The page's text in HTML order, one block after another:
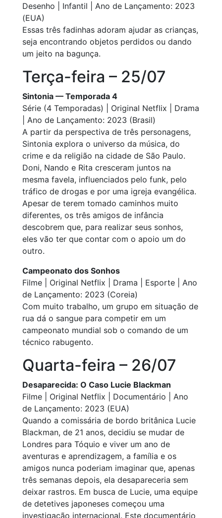
Desenho | Infantil | Ano de Lançamento: 2023
(EUA)
Essas três fadinhas adoram ajudar as crianças,
seja encontrando objetos perdidos ou dando
um jeito na bagunça.
Terça-feira – 25/07
Sintonia — Temporada 4
Série (4 Temporadas) | Original Netflix | Drama
| Ano de Lançamento: 2023 (Brasil)
A partir da perspectiva de três personagens,
Sintonia explora o universo da música, do
crime e da religião na cidade de São Paulo.
Doni, Nando e Rita cresceram juntos na
mesma favela, influenciados pelo funk, pelo
tráfico de drogas e por uma igreja evangélica.
Apesar de terem tomado caminhos muito
diferentes, os três amigos de infância
descobrem que, para realizar seus sonhos,
eles vão ter que contar com o apoio um do
outro.
Campeonato dos Sonhos
Filme | Original Netflix | Drama | Esporte | Ano
de Lançamento: 2023 (Coreia)
Com muito trabalho, um grupo em situação de
rua dá o sangue para competir em um
campeonato mundial sob o comando de um
técnico rabugento.
Quarta-feira – 26/07
Desaparecida: O Caso Lucie Blackman
Filme | Original Netflix | Documentário | Ano
de Lançamento: 2023 (EUA)
Quando a comissária de bordo britânica Lucie
Blackman, de 21 anos, decidiu se mudar de
Londres para Tóquio e viver um ano de
aventuras e aprendizagem, a família e os
amigos nunca poderiam imaginar que, apenas
três semanas depois, ela desapareceria sem
deixar rastros. Em busca de Lucie, uma equipe
de detetives japoneses começou uma
investigação internacional. Este documentário